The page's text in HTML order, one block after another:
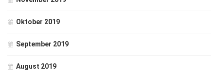
Oktober 2019
September 2019
August 2019